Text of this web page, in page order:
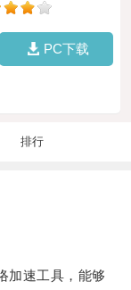
PC下载
排行
速工具，能够